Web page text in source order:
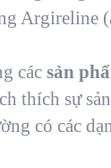
Argireline
các sản
thích sự
có các